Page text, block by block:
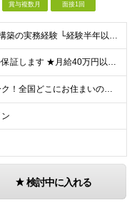
賞与複数月 面接1回
■何らかのインフラ構築の実務経験 └経験半年以上の方を想定しています！(フェーズ不問) ■学歴不問・第2新卒歓迎・ブランクOK ■20代～50代まで幅広く活躍中 経験よりも“主体性があるかどうか”を
★前職以上の給与を保証します ★月給40万円以上＋インセンティブあり 月給40万円以上＋インセンティブ＋各種手当 ※上記には固定残業代（月30時間・44,400円～）を含みます ※超過分は別途支給し
＼フルリモートワーク！全国どこにお住まいの方も大歓迎／ 現在、10名中8名がフルリモートで活躍中！ フルリモート・ハイブリット案件を数多く保有しているため、 住む場所は全国どこでもOKです◎ ＼フ
検討中に入れる